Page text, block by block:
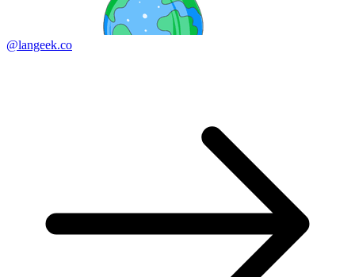
@langeek.co